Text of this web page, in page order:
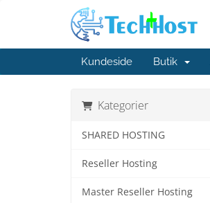
Kundeside Butik
Kategorier
SHARED HOSTING
Reseller Hosting
Master Reseller Hosting